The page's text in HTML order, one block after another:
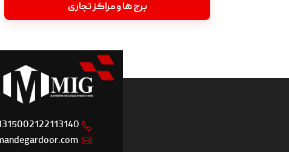
برج ها و مراکز تجاری
02122113140